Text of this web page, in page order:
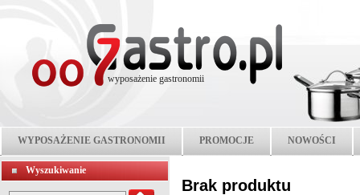
wyposażenie gastronomii
WYPOSAŻENIE GASTRONOMII PROMOCJE NOWOŚCI
Wyszukiwanie
Brak produktu